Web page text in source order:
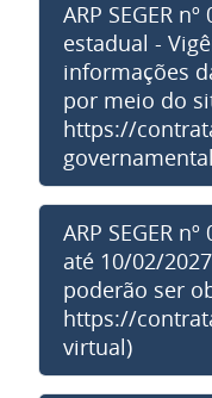
ARP SEGER
estadual -
informações
por meio do
https://
ARP SEGER
até 10/02/
poderão ser
https://
virtual)